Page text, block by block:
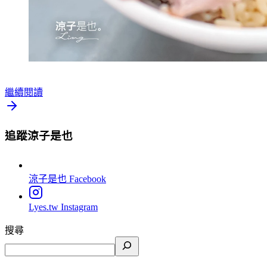
繼續閱讀
追蹤涼子是也
涼子是也 Facebook
Lyes.tw Instagram
搜尋